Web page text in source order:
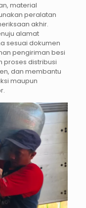
material
peralatan
akhir.
alamat
sesuai dokumen
pengiriman besi
proses distribusi
dan membantu
maupun